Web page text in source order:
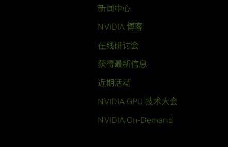
新闻中心
NVIDIA 博客
在线研讨会
获得最新信息
近期活动
NVIDIA GPU 技术大会
NVIDIA On-Demand